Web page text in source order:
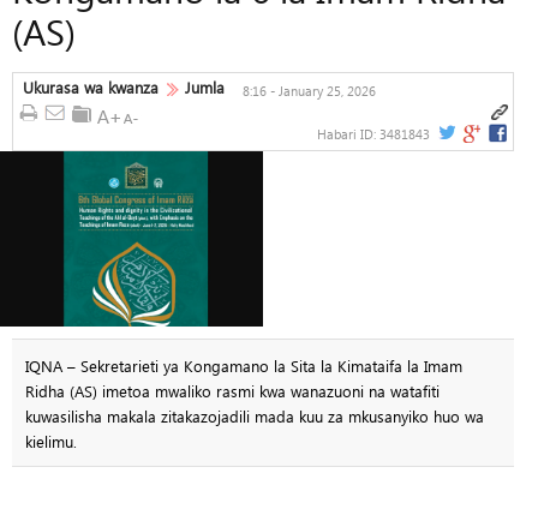
(AS)
Ukurasa wa kwanza Jumla 8:16 - January 25, 2026
Habari ID: 3481843
IQNA – Sekretarieti ya Kongamano la Sita la Kimataifa la Imam
Ridha (AS) imetoa mwaliko rasmi kwa wanazuoni na watafiti
kuwasilisha makala zitakazojadili mada kuu za mkusanyiko huo wa
kielimu.